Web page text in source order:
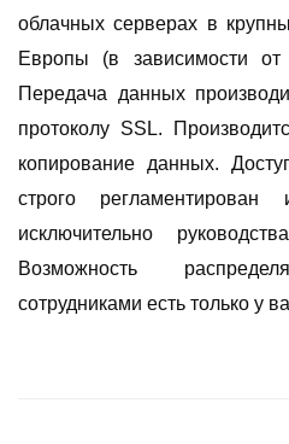
облачных серверах в
Европы (в зависимости от
Передача данных
протоколу SSL.
копирование данных.
строго
исключительно
Возможность
сотрудниками есть только у